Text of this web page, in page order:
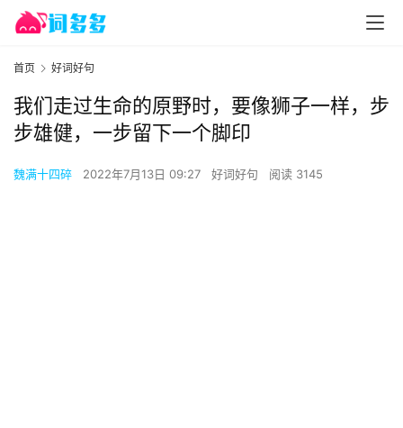
首页 好词好句
我们走过生命的原野时，要像狮子一样，步
步雄健，一步留下一个脚印
魏满十四碎 2022年7月13日 09:27 好词好句 阅读 3145